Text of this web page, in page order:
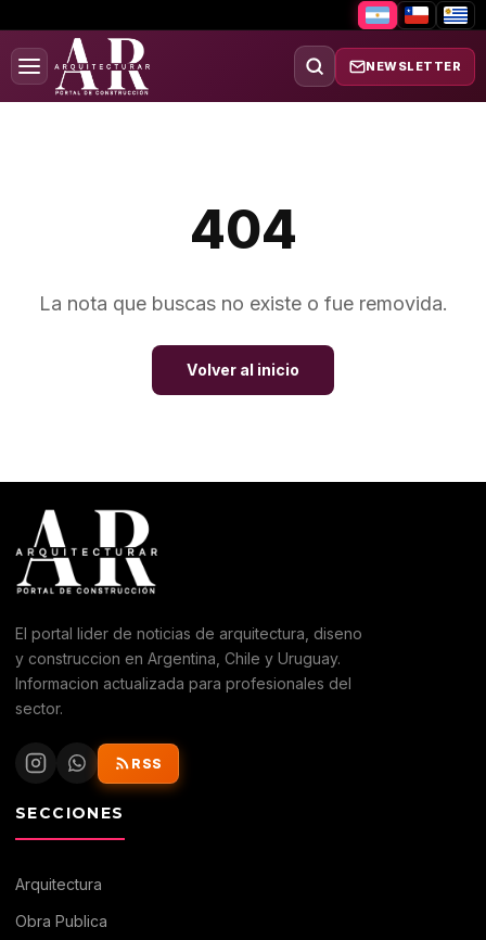
NEWSLETTER
404
La nota que buscas no existe o fue removida.
Volver al inicio
El portal lider de noticias de arquitectura, diseno
y construccion en Argentina, Chile y Uruguay.
Informacion actualizada para profesionales del
sector.
RSS
SECCIONES
Arquitectura
Obra Publica